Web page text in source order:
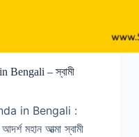
Bengali – স্বামী
in Bengali :
মহান আত্মা স্বামী